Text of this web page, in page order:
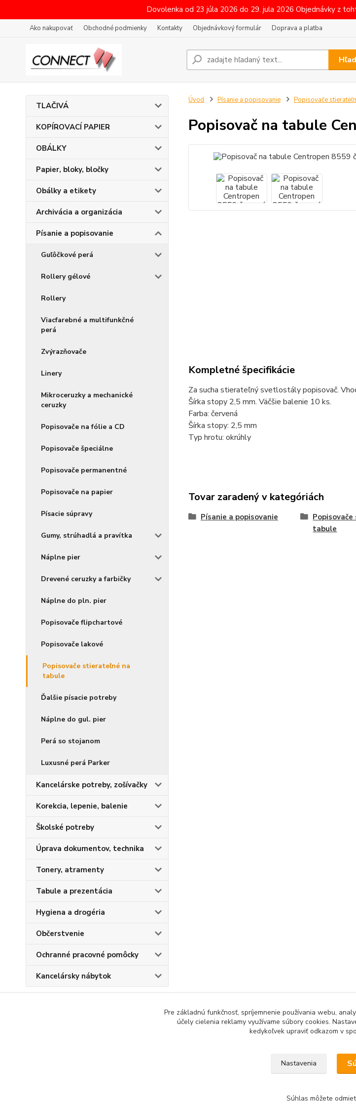
Dovolenka od 23 júla 2026 do 29. jula 2026 Objednávky z
Ako nakupovať Obchodné podmienky Kontakty Objednávkový formulár Doprava a platba
TLAČIVÁ
KOPÍROVACÍ PAPIER
OBÁLKY
Papier, bloky, bločky
Obálky a etikety
Archivácia a organizácia
Písanie a popisovanie
Guľôčkové perá
Rollery gélové
Rollery
Viacfarebné a multifunkčné
perá
Zvýrazňovače
Linery
Mikroceruzky a mechanické
ceruzky
Popisovače na fólie a CD
Popisovače špeciálne
Popisovače permanentné
Popisovače na papier
Písacie súpravy
Gumy, strúhadlá a pravítka
Náplne pier
Drevené ceruzky a farbičky
Náplne do pln. pier
Popisovače flipchartové
Popisovače lakové
Popisovače stierateľné na
tabule
Ďalšie písacie potreby
Náplne do gul. pier
Perá so stojanom
Luxusné perá Parker
Kancelárske potreby, zošívačky
Korekcia, lepenie, balenie
Školské potreby
Úprava dokumentov, technika
Tonery, atramenty
Tabule a prezentácia
Hygiena a drogéria
Občerstvenie
Ochranné pracovné pomôcky
Kancelársky nábytok
Úvod Písanie a popisovanie Popisovače
Popisovač na tabule
Kompletné špecifikácie
Za sucha stierateľný svetlostály popisovač.
Šírka stopy 2,5 mm. Väčšie balenie 10 ks.
Farba: červená
Šírka stopy: 2,5 mm
Typ hrotu: okrúhly
Tovar zaradený v kategóriách
Písanie a popisovanie
tabule
Upravit sběr
Pre základnú funkčnosť, spríjemnenie používania webu,
účely cielenia reklamy využívame súbory cookies.
kedykoľvek upraviť odkazom v
Nastavenia
Súhlas môžete